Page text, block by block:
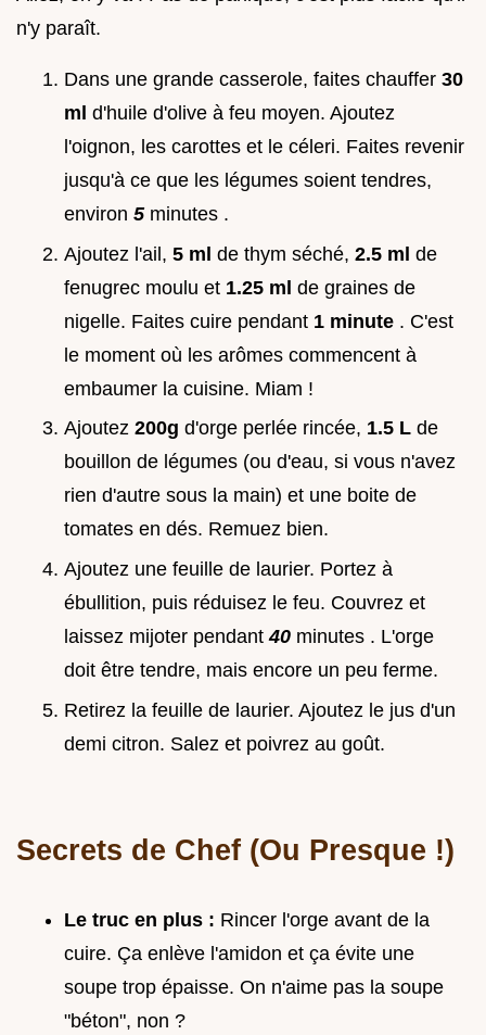
n'y paraît.
Dans une grande casserole, faites chauffer 30
ml d'huile d'olive à feu moyen. Ajoutez
l'oignon, les carottes et le céleri. Faites revenir
jusqu'à ce que les légumes soient tendres,
environ 5 minutes .
Ajoutez l'ail, 5 ml de thym séché, 2.5 ml de
fenugrec moulu et 1.25 ml de graines de
nigelle. Faites cuire pendant 1 minute . C'est
le moment où les arômes commencent à
embaumer la cuisine. Miam !
Ajoutez 200g d'orge perlée rincée, 1.5 L de
bouillon de légumes (ou d'eau, si vous n'avez
rien d'autre sous la main) et une boite de
tomates en dés. Remuez bien.
Ajoutez une feuille de laurier. Portez à
ébullition, puis réduisez le feu. Couvrez et
laissez mijoter pendant40 minutes . L'orge
doit être tendre, mais encore un peu ferme.
Retirez la feuille de laurier. Ajoutez le jus d'un
demi citron. Salez et poivrez au goût.
Secrets de Chef (Ou Presque !)
Le truc en plus : Rincer l'orge avant de la
cuire. Ça enlève l'amidon et ça évite une
soupe trop épaisse. On n'aime pas la soupe
"béton", non ?